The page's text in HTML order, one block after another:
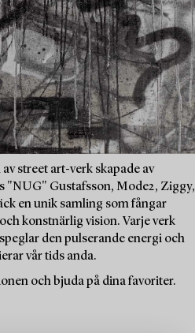
street art-verk skapade av
"NUG" Gustafsson, Mode2, Ziggy,
en unik samling som fångar
konstnärlig vision. Varje verk
den pulserande energi och
vår tids anda.
och bjuda på dina favoriter.